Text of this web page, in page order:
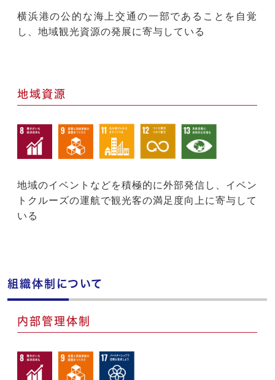
横浜港の公的な海上交通の一部であることを自覚
し、地域観光資源の発展に寄与している
地域資源
地域のイベントなどを積極的に外部発信し、イベン
トクルーズの運航で観光客の満足度向上に寄与して
いる
組織体制について
内部管理体制